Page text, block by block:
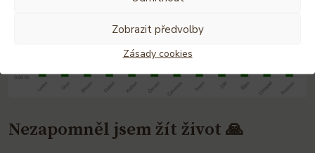
Zobrazit předvolby
Zásady cookies
Nezapomněl jsem žít život 🙏